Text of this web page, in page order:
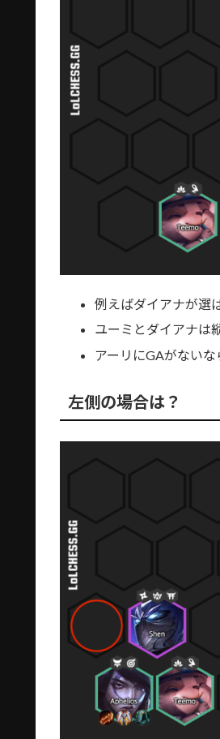
例えばダイアナが選
ユーミとダイアナは
アーリにGAがないな
左側の場合は？